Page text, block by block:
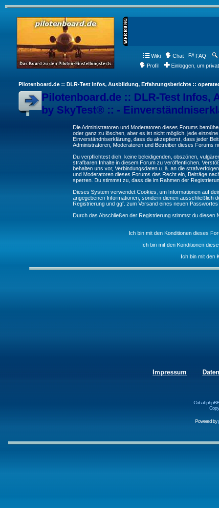
Wiki Chat FAQ
Profil
Einloggen, um
Pilotenboard.de :: DLR-Test Infos, Ausbildung, Erfahrungsberichte ::
Pilotenboard.de :: DLR-Test
by SkyTest® :: -
Die Administratoren und Moderatoren dieses Forums
oder ganz zu löschen, aber es ist nicht möglich, jede
Einverständniserklärung, dass du akzeptierst, dass jeder
Administratoren, Moderatoren und Betreiber dieses Forums
Du verpflichtest dich, keine beleidigenden, obszönen,
strafbaren Inhalte in diesem Forum zu veröffentlichen.
behalten uns vor, Verbindungsdaten u. ä. an die
und Moderatoren dieses Forums das Recht ein, Beiträge
sperren. Du stimmst zu, dass die im Rahmen der
Dieses System verwendet Cookies, um Informationen auf
angegebenen Informationen, sondern dienen ausschließlich
Registrierung und ggf. zum Versand eines neuen
Durch das Abschließen der Registrierung stimmst du diesen
Ich bin mit den Konditionen dieses
Ich bin mit den Konditionen
Ich bin mit den
Impressum
Cobalt
Powered by